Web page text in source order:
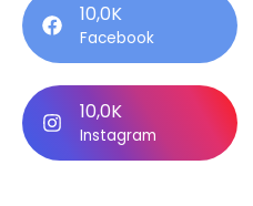
10,0K
Facebook
10,0K
Instagram